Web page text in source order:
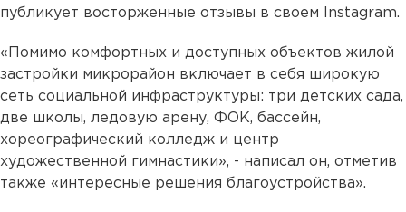
публикует восторженные отзывы в своем Instagram.
«Помимо комфортных и доступных объектов жилой
застройки микрорайон включает в себя широкую
сеть социальной инфраструктуры: три детских сада,
две школы, ледовую арену, ФОК, бассейн,
хореографический колледж и центр
художественной гимнастики», - написал он, отметив
также «интересные решения благоустройства».